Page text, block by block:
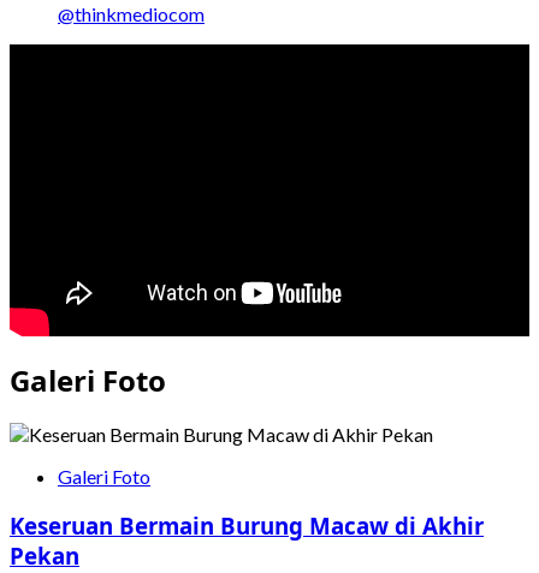
about
@thinkmediocom
Galeri Foto
Galeri Foto
Keseruan Bermain Burung Macaw di Akhir
Pekan